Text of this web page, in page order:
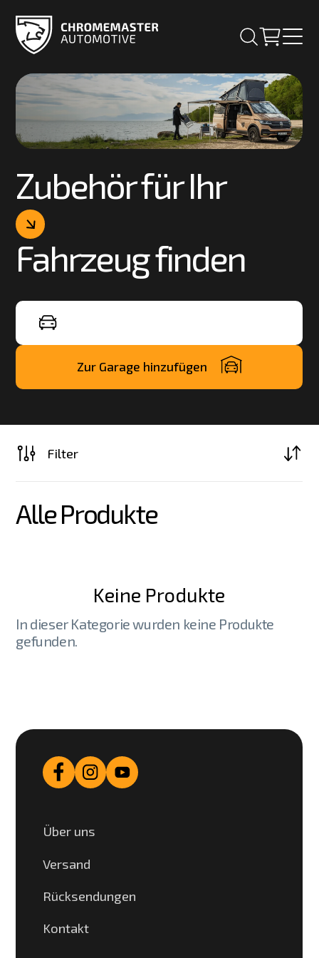
Zubehör für Ihr
Fahrzeug finden
Zur Garage hinzufügen
Filter
Alle Produkte
Keine Produkte
In dieser Kategorie wurden keine Produkte
gefunden.
Über uns
Versand
Rücksendungen
Kontakt